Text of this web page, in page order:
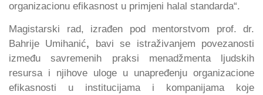
organizacionu efikasnost u primjeni halal standarda“.
Magistarski rad, izrađen pod mentorstvom
prof. dr.
Bahrije Umihanić, bavi se istraživanjem povezanosti
između savremenih praksi menadžmenta ljudskih
resursa i njihove uloge u unapređenju organizacione
efikasnosti u institucijama i kompanijama koje